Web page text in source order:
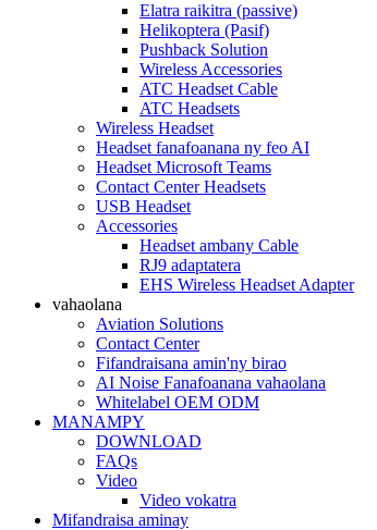
Elatra raikitra (passive)
Helikoptera (Pasif)
Pushback Solution
Wireless Accessories
ATC Headset Cable
ATC Headsets
Wireless Headset
Headset fanafoanana ny feo AI
Headset Microsoft Teams
Contact Center Headsets
USB Headset
Accessories
Headset ambany Cable
RJ9 adaptatera
EHS Wireless Headset Adapter
vahaolana
Aviation Solutions
Contact Center
Fifandraisana amin'ny birao
AI Noise Fanafoanana vahaolana
Whitelabel OEM ODM
MANAMPY
DOWNLOAD
FAQs
Video
Video vokatra
Mifandraisa aminay